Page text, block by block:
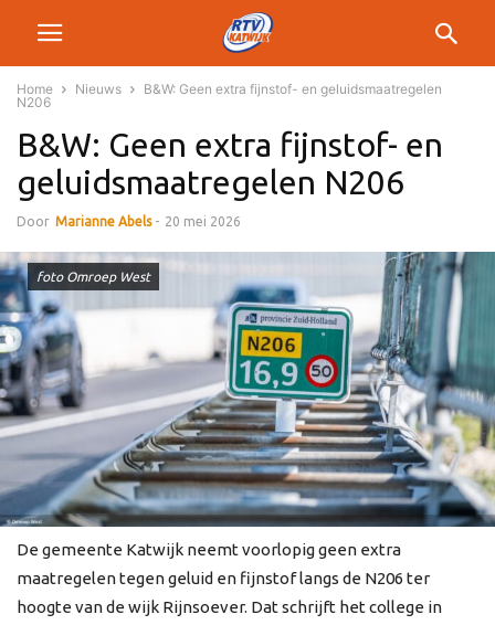
Home Nieuws
B&W: Geen extra fijnstof- en geluidsmaatregelen
N206
B&W: Geen extra fijnstof- en
geluidsmaatregelen N206
Door Marianne Abels - 20 mei 2026
foto Omroep West
De gemeente Katwijk neemt voorlopig geen extra
maatregelen tegen geluid en fijnstof langs de N206 ter
hoogte van de wijk Rijnsoever. Dat schrijft het college in